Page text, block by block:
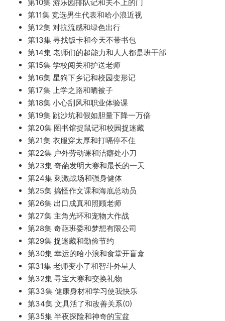
第10集 游乐园排队记和关不上的门
第11集 竞选男生代表和哈小浪近视
第12集 对抗流感和绿色出行
第13集 寻找饭卡和今天不带书包
第14集 老师们的超能力和人人都是班干部
第15集 学校闯关和护送老师
第16集 星狗下乡记和校园变形记
第17集 上学之路和晒被子
第18集 小心刮风和职业体验课
第19集 跳沙坑和假如胆量下降一万倍
第20集 图书馆捉鼠记和校园捉迷藏
第21集 衣服穿太厚和打嗝停不住
第22集 户外劳动课和洁癖处小刀
第23集 奇葩发明大赛和最长的一天
第24集 刺激战场和强身健体
第25集 搞怪作文课和海底总动员
第26集 出口成真和照顾老师
第27集 主角光环和宠物大作战
第28集 奇葩班委和梦想有限公司
第29集 捉迷藏和勤俭节约
第30集 幸运的哈小浪和食堂开盲盒
第31集 老师变小了和智斗外星人
第32集 寻宝大赛和交换礼物
第33集 健康身材和学习使我快乐
第34集 文具活了和改善关系(0)
第35集 半夜探险和神奇的宝盆